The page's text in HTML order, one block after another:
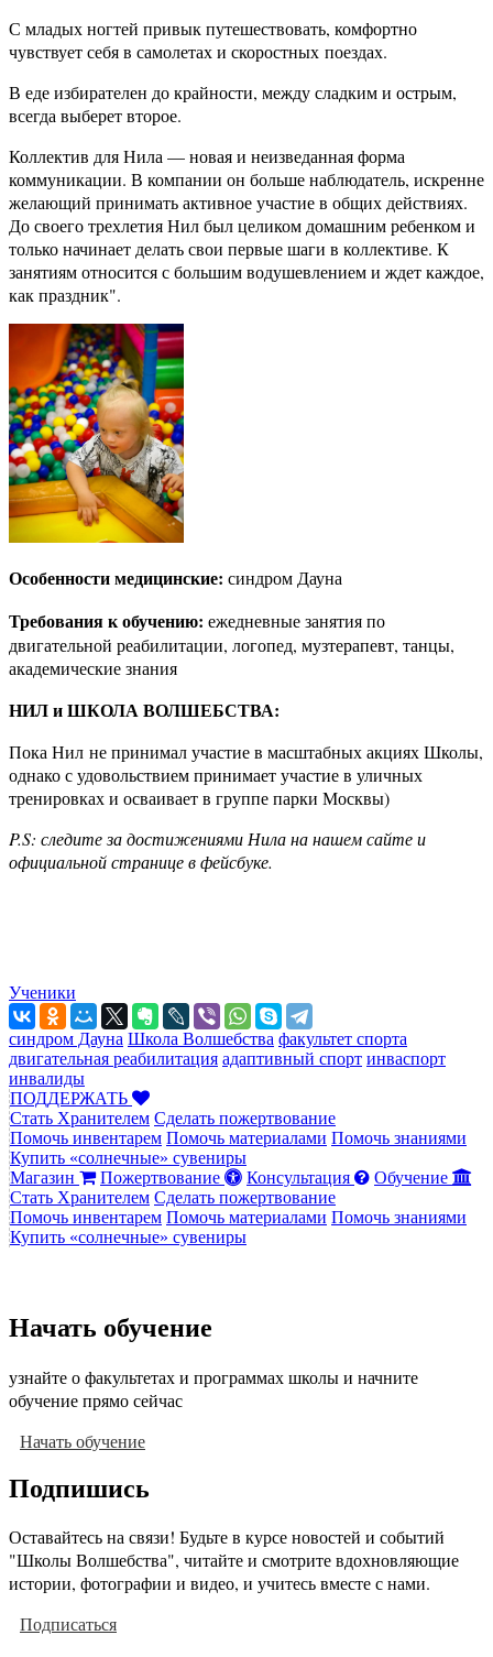
С младых ногтей привык путешествовать, комфортно
чувствует себя в самолетах и скоростных поездах.
В еде избирателен до крайности, между сладким и острым,
всегда выберет второе.
Коллектив для Нила — новая и неизведанная форма
коммуникации. В компании он больше наблюдатель, искренне
желающий принимать активное участие в общих действиях.
До своего трехлетия Нил был целиком домашним ребенком и
только начинает делать свои первые шаги в коллективе. К
занятиям относится с большим водушевлением и ждет каждое,
как праздник".
Особенности медицинские: синдром Дауна
Требования к обучению: ежедневные занятия по
двигательной реабилитации, логопед, музтерапевт, танцы,
академические знания
НИЛ и ШКОЛА ВОЛШЕБСТВА:
Пока Нил не принимал участие в масштабных акциях Школы,
однако с удовольствием принимает участие в уличных
тренировках и осваивает в группе парки Москвы)
P.S: следите за достижениями Нила на нашем сайте и
официальной странице в фейсбуке.
Ученики
синдром Дауна Школа Волшебства факультет спорта
двигательная реабилитация адаптивный спорт инваспорт
инвалиды
ПОДДЕРЖАТЬ
Стать Хранителем Сделать пожертвование
Помочь инвентарем Помочь материалами Помочь знаниями
Купить «солнечные» сувениры
Магазин
Пожертвование Консультация
Обучение
Стать Хранителем Сделать пожертвование
Помочь инвентарем Помочь материалами Помочь знаниями
Купить «солнечные» сувениры
Начать обучение
узнайте о факультетах и программах школы и начните
обучение прямо сейчас
Начать обучение
Подпишись
Оставайтесь на связи! Будьте в курсе новостей и событий
"Школы Волшебства", читайте и смотрите вдохновляющие
истории, фотографии и видео, и учитесь вместе с нами.
Подписаться